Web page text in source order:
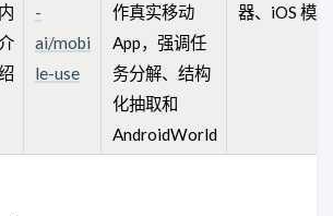
内
-
ai/mobi
le-use
作真实移动
App，强调任
务分解、结构
化抽取和
AndroidWorld
器、iOS 模